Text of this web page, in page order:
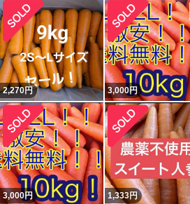
2,270円 3,000円
3,000円 1,333円